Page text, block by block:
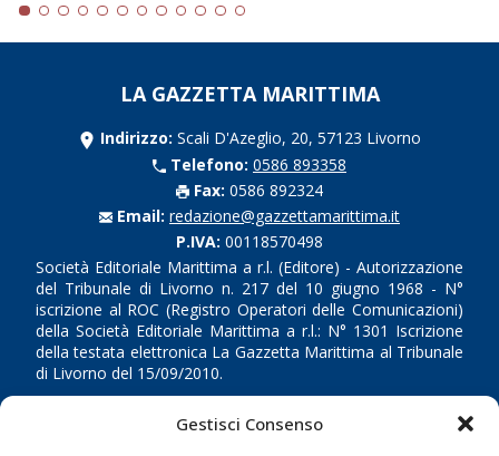
Gestisci Consenso
LA GAZZETTA MARITTIMA
Indirizzo: Scali D'Azeglio, 20, 57123 Livorno
Telefono: 0586 893358
Fax: 0586 892324
Email: redazione@gazzettamarittima.it
P.IVA: 00118570498
Società Editoriale Marittima a r.l. (Editore) - Autorizzazione
del Tribunale di Livorno n. 217 del 10 giugno 1968 - N°
iscrizione al ROC (Registro Operatori delle Comunicazioni)
della Società Editoriale Marittima a r.l.: N° 1301 Iscrizione
della testata elettronica La Gazzetta Marittima al Tribunale
di Livorno del 15/09/2010.
LINK